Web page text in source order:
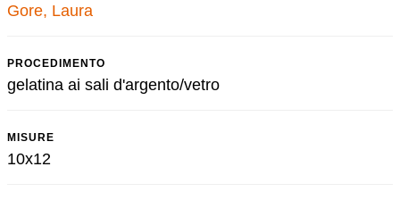
Gore, Laura
PROCEDIMENTO
gelatina ai sali d'argento/vetro
MISURE
10x12